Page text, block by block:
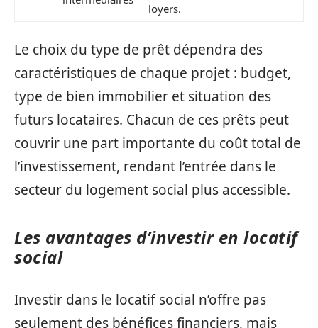
loyers.
Le choix du type de prêt dépendra des
caractéristiques de chaque projet : budget,
type de bien immobilier et situation des
futurs locataires. Chacun de ces prêts peut
couvrir une part importante du coût total de
l’investissement, rendant l’entrée dans le
secteur du logement social plus accessible.
Les avantages d’investir en locatif
social
Investir dans le locatif social n’offre pas
seulement des bénéfices financiers, mais